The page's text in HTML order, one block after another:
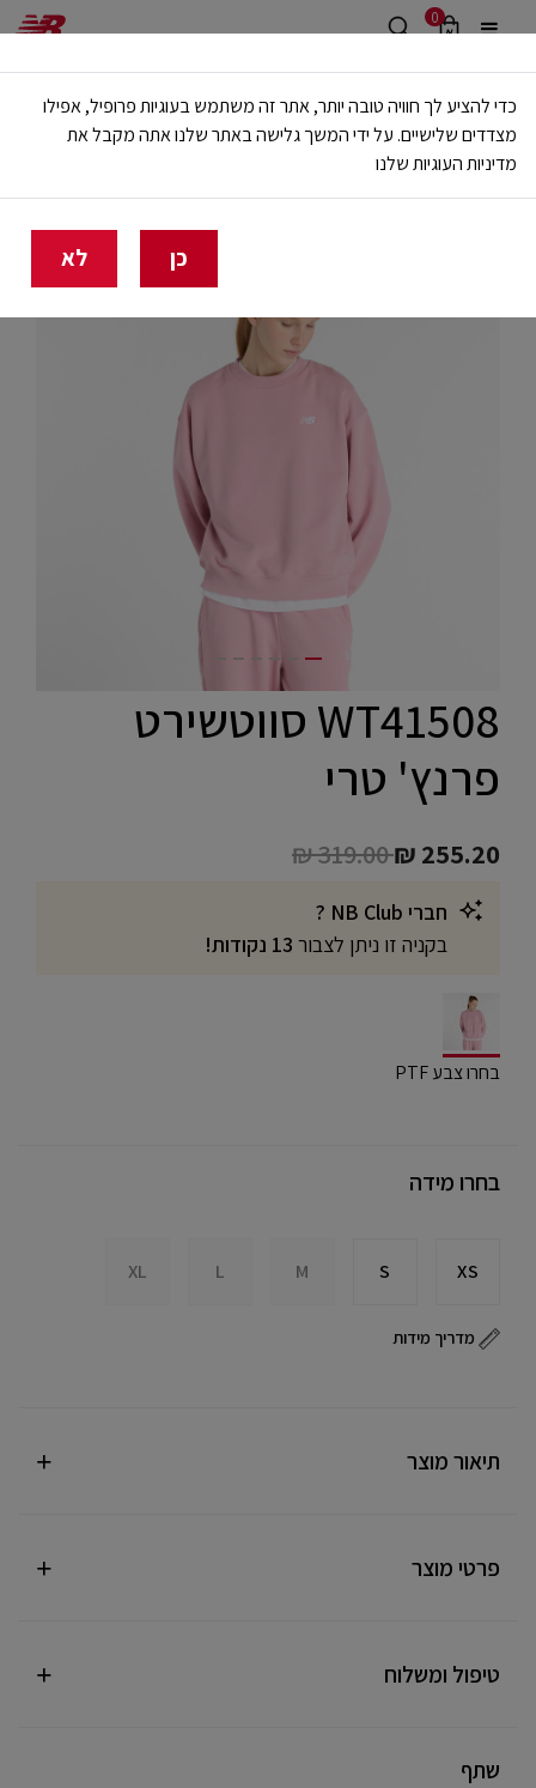
0
משלוח חינם מעל 499 ש"ח
🔥 20% הנחה על כל הביגוד באתר ובחנויות - לזמן מוגבל
בית נשים בגדים קפוצ'ונים וסווטשירטים
WT41508 סווטשירט
פרנץ' טרי
Price reduced from
₪ 319.00to
₪ 255.20
חברי NB Club ?
בקניה זו ניתן לצבור
selected
בחרו צבע PTF
בחרו מידה
XS
S
M
L
XL
מדריך מידות
תיאור מוצר
פרטי מוצר
טיפול ומשלוח
שתף
כדי להציע לך חוויה טובה יותר, אתר זה משתמש בעוגיות פרופיל, אפילו
מצדדים שלישיים. על ידי המשך גלישה באתר שלנו אתה מקבל את
מדיניות העוגיות שלנו
כן לא